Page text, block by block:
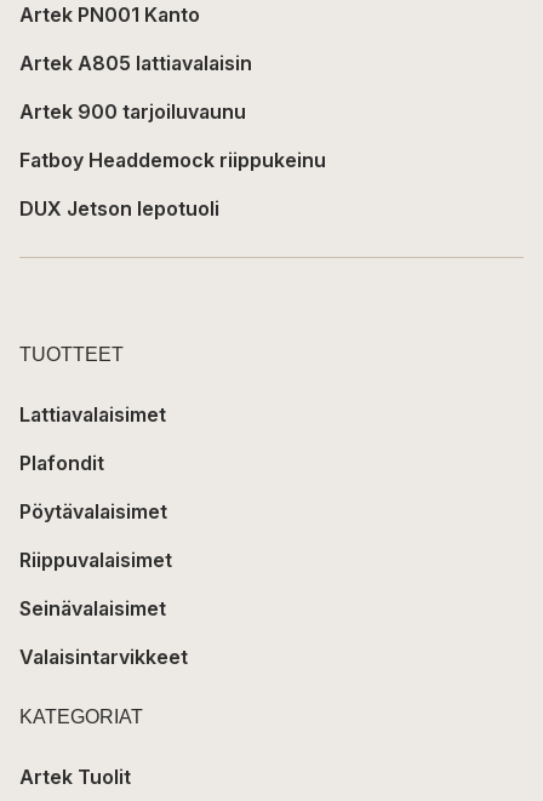
Artek PN001 Kanto
Artek A805 lattiavalaisin
Artek 900 tarjoiluvaunu
Fatboy Headdemock riippukeinu
DUX Jetson lepotuoli
TUOTTEET
Lattiavalaisimet
Plafondit
Pöytävalaisimet
Riippuvalaisimet
Seinävalaisimet
Valaisintarvikkeet
KATEGORIAT
Artek Tuolit